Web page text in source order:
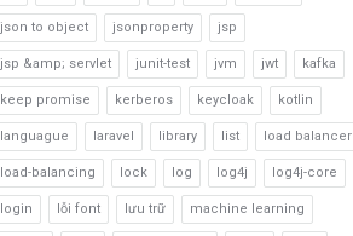
json to object jsonproperty jsp
jsp &amp; servlet junit-test jvm jwt kafka
keep promise kerberos keycloak kotlin
languague laravel library list load balancer
load-balancing lock log log4j log4j-core
login lỗi font lưu trữ machine learning